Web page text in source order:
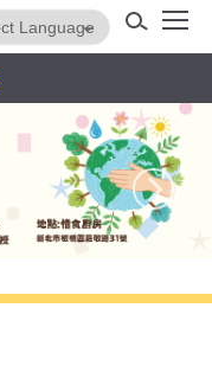
Translate